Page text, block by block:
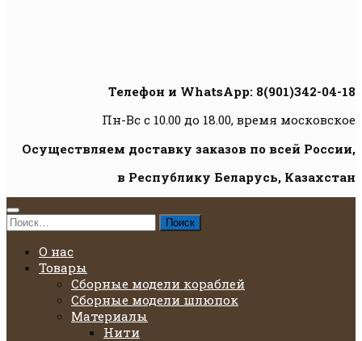
Телефон и WhatsApp: 8(901)342-04-18
Пн-Вс с 10.00 до 18.00, время московское
Осуществляем доставку заказов по всей России,
в Республику Беларусь, Казахстан
Найти:
О нас
Товары
Сборные модели кораблей
Сборные модели шлюпок
Материалы
Нити